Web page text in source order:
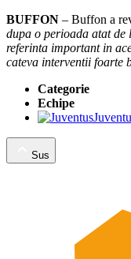
BUFFON – Buffon a
dupa o perioada atat de
referinta important in
cateva interventii foarte
Categorie
Echipe
Sus